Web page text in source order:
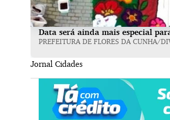
Data será ainda mais especial
PREFEITURA DE FLORES DA CUNHA/
Jornal Cidades